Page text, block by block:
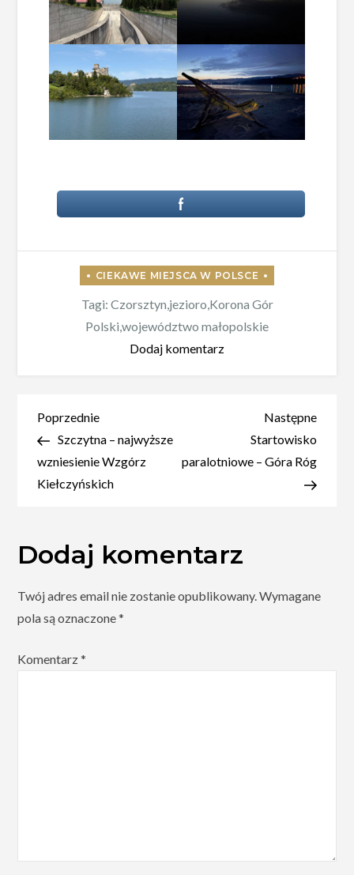
Tagi: Czorsztyn jezioro Korona Gór
Polski województwo małopolskie
Dodaj komentarzdo
idealna
baza
nie
Nawigacja
wpisu
Poprzedni
wpis
Poprzednie
Szczytna – najwyższe
wzniesienie Wzgórz
Kiełczyńskich
wpis
Następne
Startowisko
paralotniowe – Góra Róg
Dodaj komentarz
Twój adres email nie zostanie opublikowany. Wymagane
pola są oznaczone*
Komentarz*